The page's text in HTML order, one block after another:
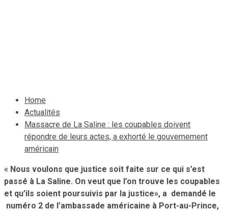
Home
Actualités
Massacre de La Saline : les coupables doivent
répondre de leurs actes, a exhorté le gouvernement
américain
« Nous voulons que justice soit faite sur ce qui s’est
passé à La Saline. On veut que l’on trouve les coupables
et qu’ils soient poursuivis par la justice», a demandé le
numéro 2 de l’ambassade américaine à Port-au-Prince,